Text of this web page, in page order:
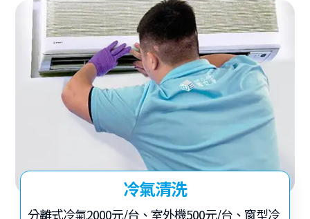
冷氣清洗
分離式冷氣2000元/台、室外機500元/台、窗型冷